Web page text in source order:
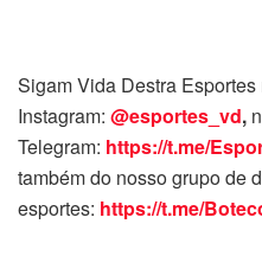
Sigam Vida Destra Esportes
Instagram: @esportes_vd,
Telegram: https://t.me/
também do nosso grupo de
esportes: https://t.me/